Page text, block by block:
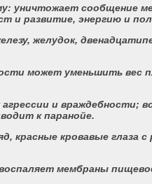
уничтожает сообщение
и развитие, энергию и
желудок,
может уменьшить вес
и враждебности;
к паранойе.
красные кровавые глаза
мембраны